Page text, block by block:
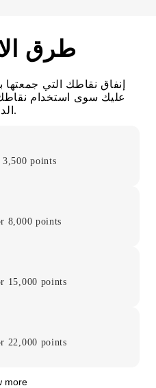
طرق
إنفاق نقاطك التي
عليك سوى استخدام
الدفع.
points
8,000 points
15,000 points
22,000 points
more